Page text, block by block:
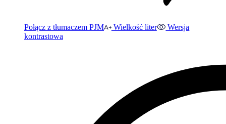
Połącz z tłumaczem PJM Wielkość liter
Wersja
kontrastowa